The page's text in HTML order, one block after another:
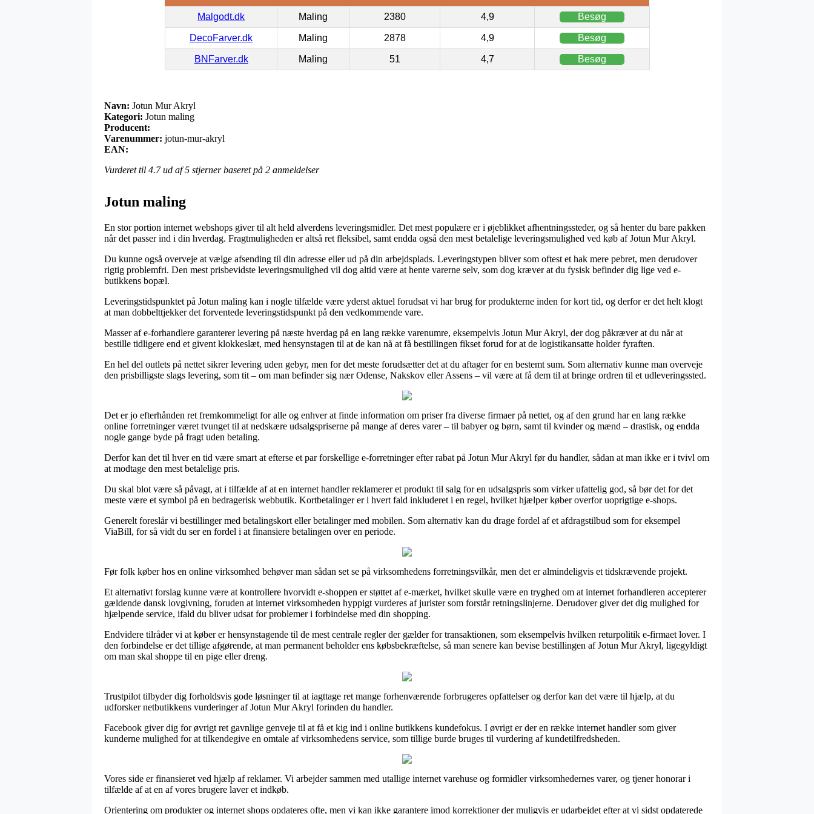
Malgodt.dk Maling 2380 4,9 Besøg
DecoFarver.dk Maling 2878 4,9 Besøg
BNFarver.dk Maling 51 4,7 Besøg
Navn: Jotun Mur Akryl
Kategori: Jotun maling
Producent:
Varenummer: jotun-mur-akryl
EAN:
Vurderet til 4.7ud af 5 stjerner baseret på 2 anmeldelser
Jotun maling
En stor portion internet webshops giver til alt held alverdens leveringsmidler. Det mest populære er i øjeblikket afhentningssteder, og så henter du bare pakken
når det passer ind i din hverdag. Fragtmuligheden er altså ret fleksibel, samt endda også den mest betalelige leveringsmulighed ved køb af Jotun Mur Akryl.
Du kunne også overveje at vælge afsending til din adresse eller ud på din arbejdsplads. Leveringstypen bliver som oftest et hak mere pebret, men derudover
rigtig problemfri. Den mest prisbevidste leveringsmulighed vil dog altid være at hente varerne selv, som dog kræver at du fysisk befinder dig lige ved e-
butikkens bopæl.
Leveringstidspunktet på Jotun maling kan i nogle tilfælde være yderst aktuel forudsat vi har brug for produkterne inden for kort tid, og derfor er det helt klogt
at man dobbelttjekker det forventede leveringstidspunkt på den vedkommende vare.
Masser af e-forhandlere garanterer levering på næste hverdag på en lang række varenumre, eksempelvis Jotun Mur Akryl, der dog påkræver at du når at
bestille tidligere end et givent klokkeslæt, med hensynstagen til at de kan nå at få bestillingen fikset forud for at de logistikansatte holder fyraften.
En hel del outlets på nettet sikrer levering uden gebyr, men for det meste forudsætter det at du aftager for en bestemt sum. Som alternativ kunne man overveje
den prisbilligste slags levering, som tit – om man befinder sig nær Odense, Nakskov eller Assens – vil være at få dem til at bringe ordren til et udleveringssted.
Det er jo efterhånden ret fremkommeligt for alle og enhver at finde information om priser fra diverse firmaer på nettet, og af den grund har en lang række
online forretninger været tvunget til at nedskære udsalgspriserne på mange af deres varer – til babyer og børn, samt til kvinder og mænd – drastisk, og endda
nogle gange byde på fragt uden betaling.
Derfor kan det til hver en tid være smart at efterse et par forskellige e-forretninger efter rabat på Jotun Mur Akryl før du handler, sådan at man ikke er i tvivl om
at modtage den mest betalelige pris.
Du skal blot være så påvagt, at i tilfælde af at en internet handler reklamerer et produkt til salg for en udsalgspris som virker ufattelig god, så bør det for det
meste være et symbol på en bedragerisk webbutik. Kortbetalinger er i hvert fald inkluderet i en regel, hvilket hjælper køber overfor uoprigtige e-shops.
Generelt foreslår vi bestillinger med betalingskort eller betalinger med mobilen. Som alternativ kan du drage fordel af et afdragstilbud som for eksempel
ViaBill, for så vidt du ser en fordel i at finansiere betalingen over en periode.
Før folk køber hos en online virksomhed behøver man sådan set se på virksomhedens forretningsvilkår, men det er almindeligvis et tidskrævende projekt.
Et alternativt forslag kunne være at kontrollere hvorvidt e-shoppen er støttet af e-mærket, hvilket skulle være en tryghed om at internet forhandleren accepterer
gældende dansk lovgivning, foruden at internet virksomheden hyppigt vurderes af jurister som forstår retningslinjerne. Derudover giver det dig mulighed for
hjælpende service, ifald du bliver udsat for problemer i forbindelse med din shopping.
Endvidere tilråder vi at køber er hensynstagende til de mest centrale regler der gælder for transaktionen, som eksempelvis hvilken returpolitik e-firmaet lover. I
den forbindelse er det tillige afgørende, at man permanent beholder ens købsbekræftelse, så man senere kan bevise bestillingen af Jotun Mur Akryl, ligegyldigt
om man skal shoppe til en pige eller dreng.
Trustpilot tilbyder dig forholdsvis gode løsninger til at iagttage ret mange forhenværende forbrugeres opfattelser og derfor kan det være til hjælp, at du
udforsker netbutikkens vurderinger af Jotun Mur Akryl forinden du handler.
Facebook giver dig for øvrigt ret gavnlige genveje til at få et kig ind i online butikkens kundefokus. I øvrigt er der en række internet handler som giver
kunderne mulighed for at tilkendegive en omtale af virksomhedens service, som tillige burde bruges til vurdering af kundetilfredsheden.
Vores side er finansieret ved hjælp af reklamer. Vi arbejder sammen med utallige internet varehuse og formidler virksomhedernes varer, og tjener honorar i
tilfælde af at en af vores brugere laver et indkøb.
Orientering om produkter og internet shops opdateres ofte, men vi kan ikke garantere imod korrektioner der muligvis er udarbejdet efter at vi sidst opdaterede